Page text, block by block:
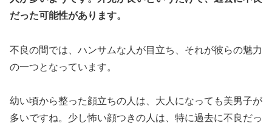
だった可能性があります。
不良の間では、ハンサムな人が目立ち、それが彼らの魅力
の一つとなっています。
幼い頃から整った顔立ちの人は、大人になっても美男子が
多いですね。少し怖い顔つきの人は、特に過去に不良だっ